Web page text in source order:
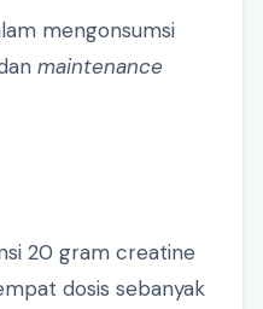
mengonsumsi
maintenance
20 gram creatine
dosis sebanyak